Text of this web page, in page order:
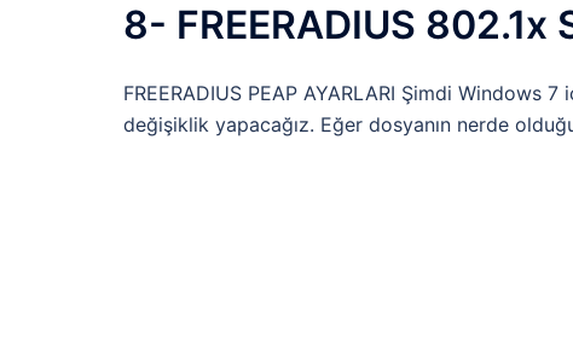
8- FREERADIUS 802.1x
FREERADIUS PEAP AYARLARI Şimdi Windows
değişiklik yapacağız. Eğer dosyanın nerde